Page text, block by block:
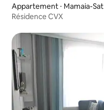
Appartement ⋅ Mamaia-Sat
Résidence CVX